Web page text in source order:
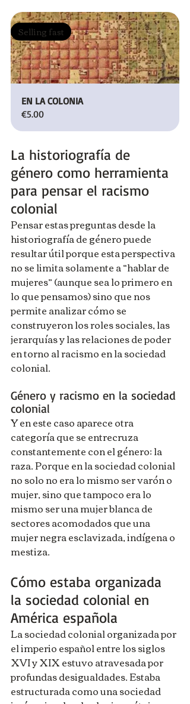
Selling fast
EN LA COLONIA
€5.00
La historiografía de
género como herramienta
para pensar el racismo
colonial
Pensar estas preguntas desde la
historiografía de género puede
resultar útil porque esta perspectiva
no se limita solamente a “hablar de
mujeres” (aunque sea lo primero en
lo que pensamos) sino que nos
permite analizar cómo se
construyeron los roles sociales, las
jerarquías y las relaciones de poder
en torno al racismo en la sociedad
colonial.
Género y racismo en la sociedad
colonial
Y en este caso aparece otra
categoría que se entrecruza
constantemente con el género: la
raza. Porque en la sociedad colonial
no solo no era lo mismo ser varón o
mujer, sino que tampoco era lo
mismo ser una mujer blanca de
sectores acomodados que una
mujer negra esclavizada, indígena o
mestiza.
Cómo estaba organizada
la sociedad colonial en
América española
La sociedad colonial organizada por
el imperio español entre los siglos
XVI y XIX estuvo atravesada por
profundas desigualdades. Estaba
estructurada como una sociedad